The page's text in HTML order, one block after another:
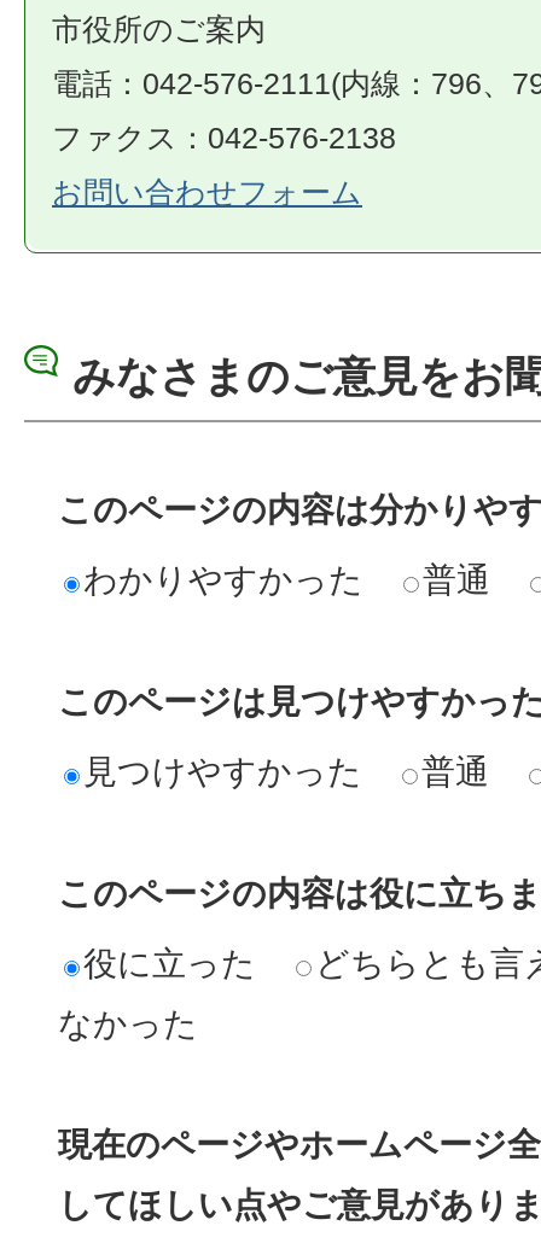
市役所のご案内
電話：042-576-2111(内線：796、
ファクス：042-576-2138
お問い合わせフォーム
みなさまのご意見をお
このページの内容は分かりや
わかりやすかった
普通
このページは見つけやすかっ
見つけやすかった
普通
このページの内容は役に立ち
役に立った
どちらとも言
なかった
現在のページやホームページ
してほしい点やご意見があり